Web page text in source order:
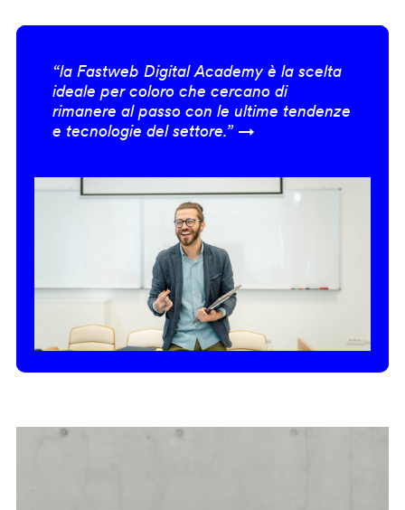
“la Fastweb Digital Academy è la scelta
ideale per coloro che cercano di
rimanere al passo con le ultime tendenze
e tecnologie del settore.” →